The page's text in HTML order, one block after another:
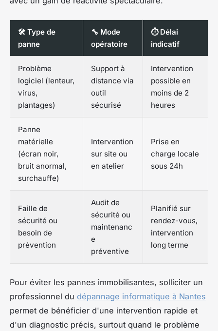
🛠️ Type de
panne
🔧 Mode
opératoire
⏱️ Délai
indicatif
Problème
logiciel (lenteur,
virus,
plantages)
Support à
distance via
outil
sécurisé
Intervention
possible en
moins de 2
heures
Panne
matérielle
(écran noir,
bruit anormal,
surchauffe)
Intervention
sur site ou
en atelier
Prise en
charge locale
sous 24h
Faille de
sécurité ou
besoin de
prévention
Audit de
sécurité ou
maintenanc
e
préventive
Planifié sur
rendez-vous,
intervention
long terme
Pour éviter les pannes immobilisantes, solliciter un
professionnel du dépannage informatique à Nantes
permet de bénéficier d'une intervention rapide et
d'un diagnostic précis, surtout quand le problème